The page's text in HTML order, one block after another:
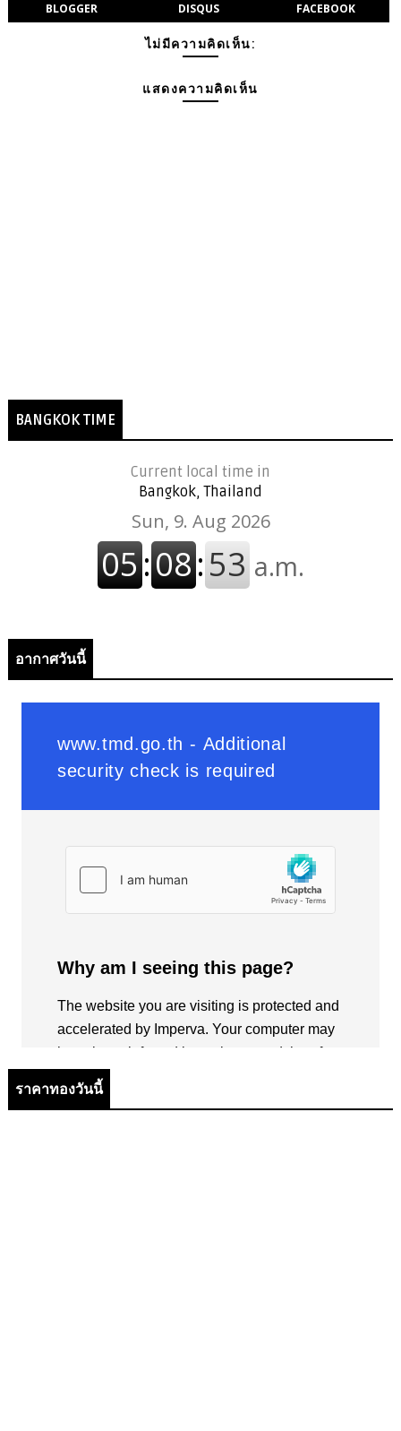
BLOGGER DISQUS FACEBOOK
ไม่มีความคิดเห็น:
แสดงความคิดเห็น
BANGKOK TIME
Current local time in
Bangkok, Thailand
อากาศวันนี้
ราคาทองวันนี้